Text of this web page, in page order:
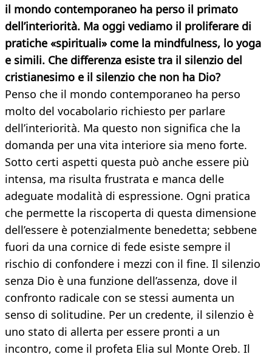
il mondo contemporaneo ha perso il primato
dell’interiorità. Ma oggi vediamo il proliferare di
pratiche «spirituali» come la mindfulness, lo yoga
e simili. Che differenza esiste tra il silenzio del
cristianesimo e il silenzio che non ha Dio?
Penso che il mondo contemporaneo ha perso
molto del vocabolario richiesto per parlare
dell’interiorità. Ma questo non significa che la
domanda per una vita interiore sia meno forte.
Sotto certi aspetti questa può anche essere più
intensa, ma risulta frustrata e manca delle
adeguate modalità di espressione. Ogni pratica
che permette la riscoperta di questa dimensione
dell’essere è potenzialmente benedetta; sebbene
fuori da una cornice di fede esiste sempre il
rischio di confondere i mezzi con il fine. Il silenzio
senza Dio è una funzione dell’assenza, dove il
confronto radicale con se stessi aumenta un
senso di solitudine. Per un credente, il silenzio è
uno stato di allerta per essere pronti a un
incontro, come il profeta Elia sul Monte Oreb. Il